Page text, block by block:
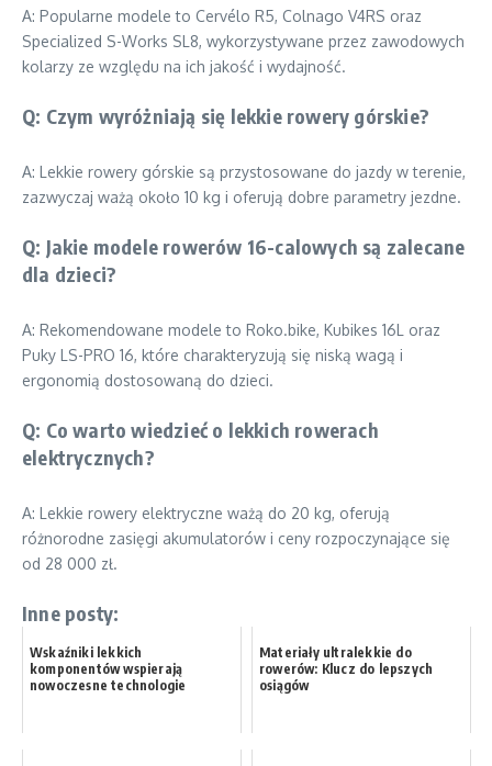
A: Popularne modele to Cervélo R5, Colnago V4RS oraz
Specialized S-Works SL8, wykorzystywane przez zawodowych
kolarzy ze względu na ich jakość i wydajność.
Q: Czym wyróżniają się lekkie rowery górskie?
A: Lekkie rowery górskie są przystosowane do jazdy w terenie,
zazwyczaj ważą około 10 kg i oferują dobre parametry jezdne.
Q: Jakie modele rowerów 16-calowych są zalecane
dla dzieci?
A: Rekomendowane modele to Roko.bike, Kubikes 16L oraz
Puky LS-PRO 16, które charakteryzują się niską wagą i
ergonomią dostosowaną do dzieci.
Q: Co warto wiedzieć o lekkich rowerach
elektrycznych?
A: Lekkie rowery elektryczne ważą do 20 kg, oferują
różnorodne zasięgi akumulatorów i ceny rozpoczynające się
od 28 000 zł.
Inne posty:
Wskaźniki lekkich
komponentów wspierają
nowoczesne technologie
Materiały ultralekkie do
rowerów: Klucz do lepszych
osiągów